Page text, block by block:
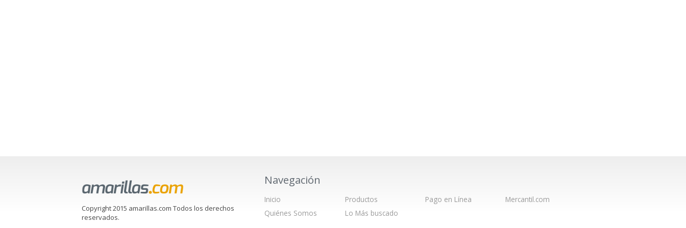
Copyright 2015 amarillas.com Todos los derechos
reservados.
Navegación
Inicio
Quiénes Somos
Productos
Lo Más buscado
Pago en Línea Mercantil.com